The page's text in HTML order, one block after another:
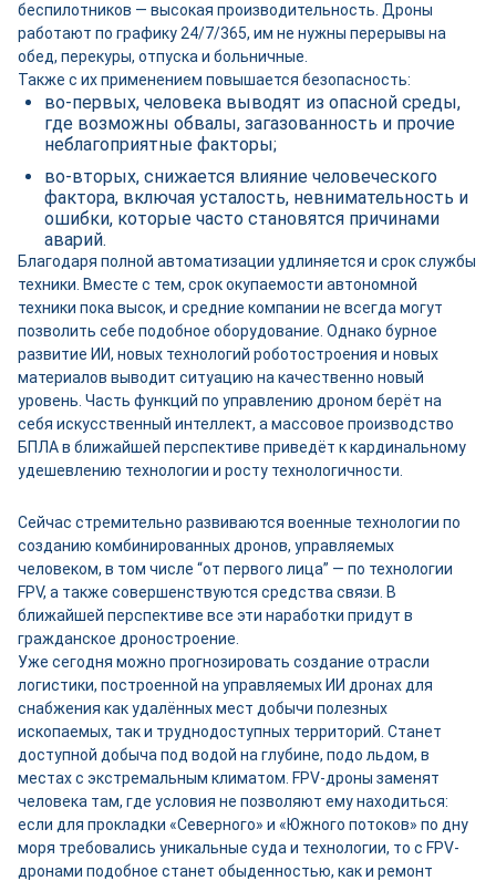
беспилотников — высокая производительность. Дроны
работают по графику 24/7/365, им не нужны перерывы на
обед, перекуры, отпуска и больничные.
Также с их применением повышается безопасность:
во-первых, человека выводят из опасной среды,
где возможны обвалы, загазованность и прочие
неблагоприятные факторы;
во-вторых, снижается влияние человеческого
фактора, включая усталость, невнимательность и
ошибки, которые часто становятся причинами
аварий.
Благодаря полной автоматизации удлиняется и срок службы
техники. Вместе с тем, срок окупаемости автономной
техники пока высок, и средние компании не всегда могут
позволить себе подобное оборудование. Однако бурное
развитие ИИ, новых технологий роботостроения и новых
материалов выводит ситуацию на качественно новый
уровень. Часть функций по управлению дроном берёт на
себя искусственный интеллект, а массовое производство
БПЛА в ближайшей перспективе приведёт к кардинальному
удешевлению технологии и росту технологичности.
Сейчас стремительно развиваются военные технологии по
созданию комбинированных дронов, управляемых
человеком, в том числе “от первого лица” — по технологии
FPV, а также совершенствуются средства связи. В
ближайшей перспективе все эти наработки придут в
гражданское дроностроение.
Уже сегодня можно прогнозировать создание отрасли
логистики, построенной на управляемых ИИ дронах для
снабжения как удалённых мест добычи полезных
ископаемых, так и труднодоступных территорий. Станет
доступной добыча под водой на глубине, подо льдом, в
местах с экстремальным климатом. FPV-дроны заменят
человека там, где условия не позволяют ему находиться:
если для прокладки «Северного» и «Южного потоков» по дну
моря требовались уникальные суда и технологии, то с FPV-
дронами подобное станет обыденностью, как и ремонт